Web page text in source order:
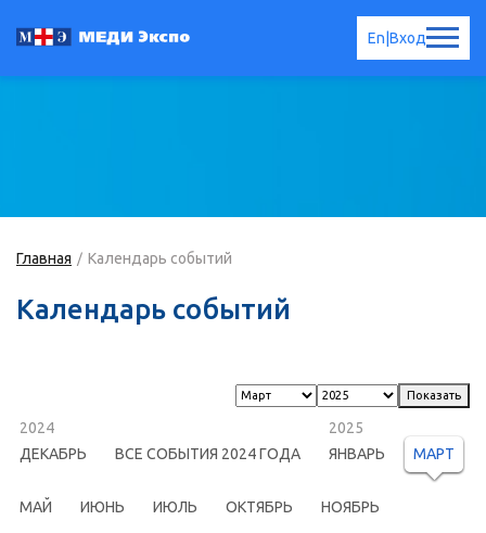
Вход
En
Главная Календарь событий
Календарь событий
2024
ДЕКАБРЬ
ВСЕ СОБЫТИЯ 2024 ГОДА
2025
ЯНВАРЬ
МАРТ
МАЙ ИЮНЬ ИЮЛЬ ОКТЯБРЬ НОЯБРЬ